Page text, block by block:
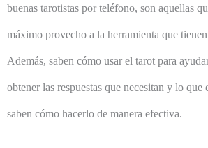
buenas tarotistas por teléfono, son aquellas
máximo provecho a la herramienta que
Además, saben cómo usar el tarot para
obtener las respuestas que necesitan y lo que
saben cómo hacerlo de manera efectiva.